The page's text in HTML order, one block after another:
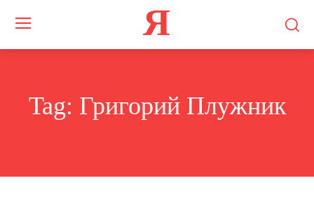
Я
Tag: Григорий Плужник